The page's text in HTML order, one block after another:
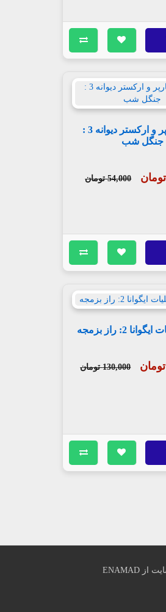
کتاب هارپر و ارکستر دیوانه 3 :
جنگل شب
54,000 تومان
2: راز بزمجه
130,000 تومان